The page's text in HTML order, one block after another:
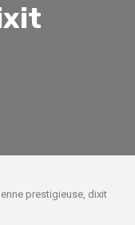
prestigieuse, dixit